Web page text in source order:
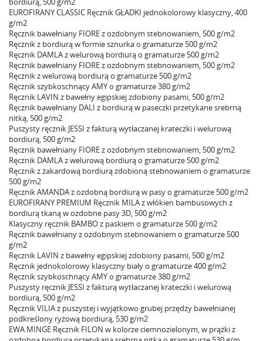
EUROFIRANY CLASSIC Ręcznik GŁADKI jednokolorowy klasyczny, 400
g/m2
Ręcznik bawełniany FIORE z ozdobnym stebnowaniem, 500 g/m2
Ręcznik z bordiurą w formie sznurka o gramaturze 500 g/m2
Ręcznik DAMLA z welurową bordiurą o gramaturze 500 g/m2
Ręcznik bawełniany FIORE z ozdobnym stebnowaniem, 500 g/m2
Ręcznik z welurową bordiurą o gramaturze 500 g/m2
Ręcznik szybkoschnący AMY o gramaturze 380 g/m2
Ręcznik LAVIN z bawełny egipskiej zdobiony pasami, 500 g/m2
Ręcznik bawełniany DALI z bordiurą w paseczki przetykane srebrną
nitką, 500 g/m2
Puszysty ręcznik JESSI z fakturą wytłaczanej krateczki i welurową
bordiurą, 500 g/m2
Ręcznik bawełniany FIORE z ozdobnym stebnowaniem, 500 g/m2
Ręcznik DAMLA z welurową bordiurą o gramaturze 500 g/m2
Ręcznik z żakardową bordiurą zdobioną stebnowaniem o gramaturze
500 g/m2
Ręcznik AMANDA z ozdobną bordiurą w pasy o gramaturze 500 g/m2
EUROFIRANY PREMIUM Ręcznik MILA z włókien bambusowych z
bordiurą tkaną w ozdobne pasy 3D, 500 g/m2
Klasyczny ręcznik BAMBO z paskiem o gramaturze 500 g/m2
Ręcznik bawełniany z ozdobnym stebnowaniem o gramaturze 500
g/m2
Ręcznik LAVIN z bawełny egipskiej zdobiony pasami, 500 g/m2
Ręcznik jednokolorowy klasyczny biały o gramaturze 400 g/m2
Ręcznik szybkoschnący AMY o gramaturze 380 g/m2
Puszysty ręcznik JESSI z fakturą wytłaczanej krateczki i welurową
bordiurą, 500 g/m2
Ręcznik VILIA z puszystej i wyjątkowo grubej przędzy bawełnianej
podkreślony ryżową bordiurą, 530 g/m2
EWA MINGE Ręcznik FILON w kolorze ciemnozielonym, w prążki z